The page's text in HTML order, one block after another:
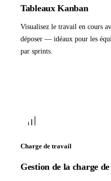
Tableaux Kanban
Visualisez le travail en cours
déposer — idéaux pour les
par sprints.
Charge de travail
Gestion de la charge